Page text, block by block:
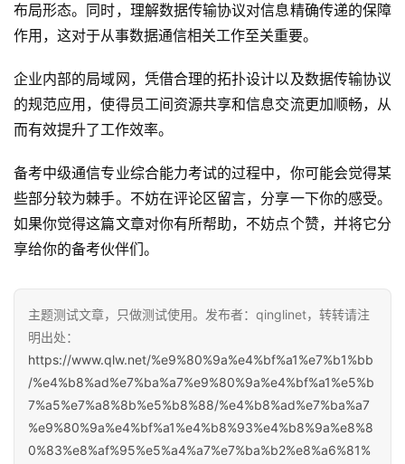
布局形态。同时，理解数据传输协议对信息精确传递的保障
作用，这对于从事数据通信相关工作至关重要。
企业内部的局域网，凭借合理的拓扑设计以及数据传输协议
的规范应用，使得员工间资源共享和信息交流更加顺畅，从
而有效提升了工作效率。
备考中级通信专业综合能力考试的过程中，你可能会觉得某
些部分较为棘手。不妨在评论区留言，分享一下你的感受。
如果你觉得这篇文章对你有所帮助，不妨点个赞，并将它分
享给你的备考伙伴们。
主题测试文章，只做测试使用。发布者：qinglinet，转转请注
明出处：
https://www.qlw.net/%e9%80%9a%e4%bf%a1%e7%b1%bb
/%e4%b8%ad%e7%ba%a7%e9%80%9a%e4%bf%a1%e5%b
7%a5%e7%a8%8b%e5%b8%88/%e4%b8%ad%e7%ba%a7
%e9%80%9a%e4%bf%a1%e4%b8%93%e4%b8%9a%e8%8
0%83%e8%af%95%e5%a4%a7%e7%ba%b2%e8%a6%81%